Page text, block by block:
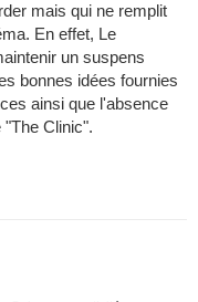
mais qui ne remplit
En effet, Le
un suspens
bonnes idées fournies
ainsi que l'absence
Clinic".